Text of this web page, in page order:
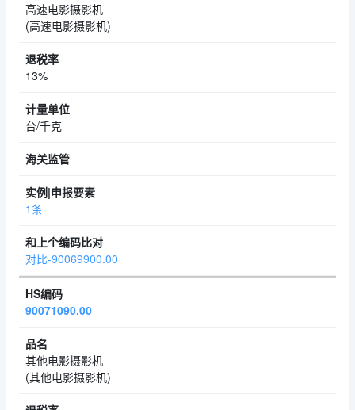
高速电影摄影机
(高速电影摄影机)
13%
台/千克
1条
对比-90069900.00
90071090.00
其他电影摄影机
(其他电影摄影机)